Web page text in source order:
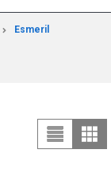
Esmeril